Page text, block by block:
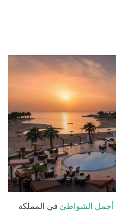
أجمل الشواطئ في المملكة